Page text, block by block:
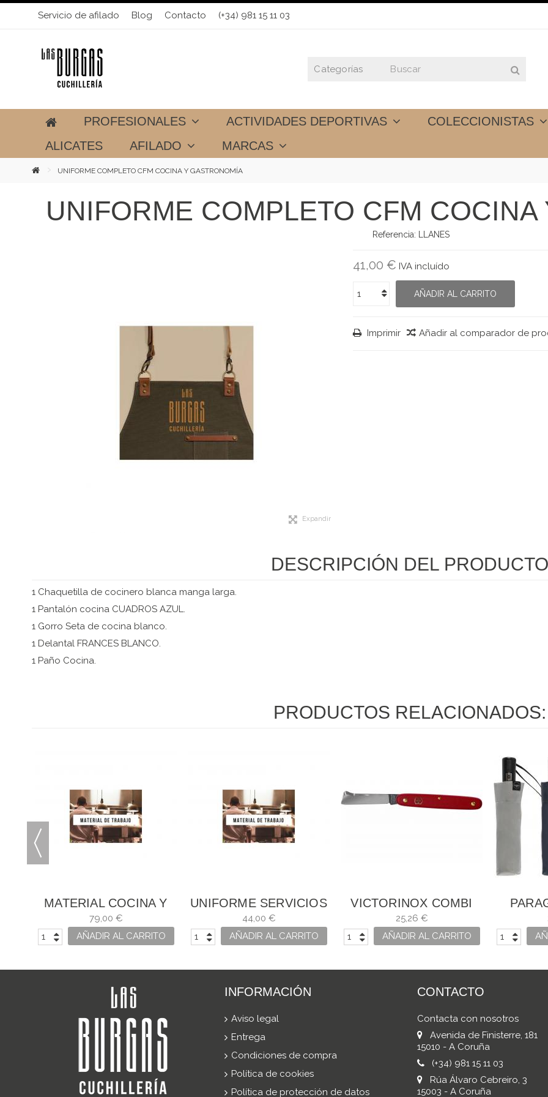
Servicio de afilado Blog Contacto (+34) 981 15 11 03
PROFESIONALES ACTIVIDADES DEPORTIVAS COLECCIONISTAS
ALICATES
AFILADO MARCAS
UNIFORME COMPLETO CFM COCINA Y GASTRONOMÍA
UNIFORME COMPLETO CFM
Referencia: LLANES
Expandir
41,00 € IVA incluído
AÑADIR AL CARRITO
Imprimir Añadir al comparador de
DESCRIPCIÓN DEL PRODUCTO
1 Chaquetilla de cocinero blanca manga larga.
1 Pantalón cocina CUADROS AZUL.
1 Gorro Seta de cocina blanco.
1 Delantal FRANCES BLANCO.
1 Paño Cocina.
PRODUCTOS RELACIONADOS:
MATERIAL COCINA Y
GASTRONOMÍA
ARTEIXO
79,00 €
AÑADIR AL CARRITO
UNIFORME SERVICIOS
ARTEIXO
44,00 €
AÑADIR AL CARRITO
VICTORINOX COMBI
PARA INJERTAR
25,26 €
AÑADIR AL CARRITO
INFORMACIÓN
Aviso legal
Entrega
Condiciones de compra
Política de cookies
Política de protección de datos
CONTACTO
Contacta con nosotros
Avenida de Finisterre, 181
15010 - A Coruña
(+34) 981 15 11 03
Rúa Álvaro Cebreiro, 3
15003 - A Coruña